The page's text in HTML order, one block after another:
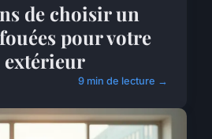
de choisir un
pour votre
extérieur
9 min de lecture →